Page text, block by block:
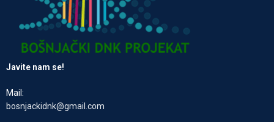
Javite nam se!
Mail:
bosnjackidnk@gmail.com